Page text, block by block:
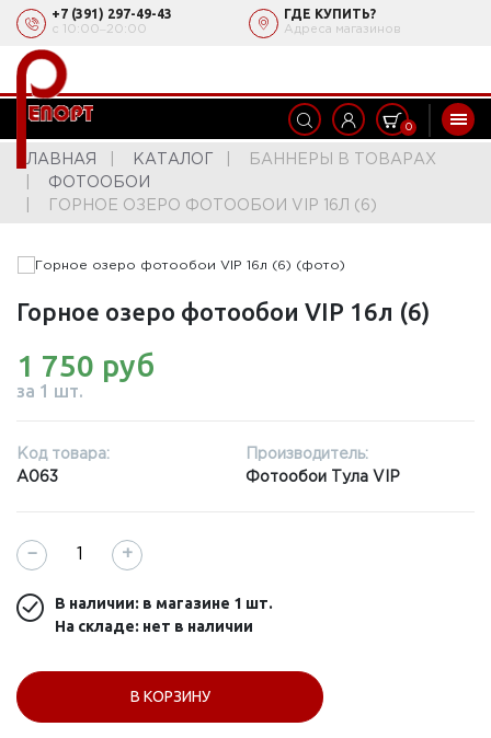
+7 (391) 297-49-43
с 10:00‒20:00
ГДЕ КУПИТЬ?
Адреса магазинов
0
ГЛАВНАЯ КАТАЛОГ
БАННЕРЫ В ТОВАРАХ
ФОТООБОИ
ГОРНОЕ ОЗЕРО ФОТООБОИ VIP 16Л (6)
Горное озеро фотообои VIP 16л (6)
1 750 руб
за 1 шт.
Код товара:
А063
Производитель:
Фотообои Тула VIP
− +
В наличии: в магазине 1 шт.
На складе: нет в наличии
В КОРЗИНУ